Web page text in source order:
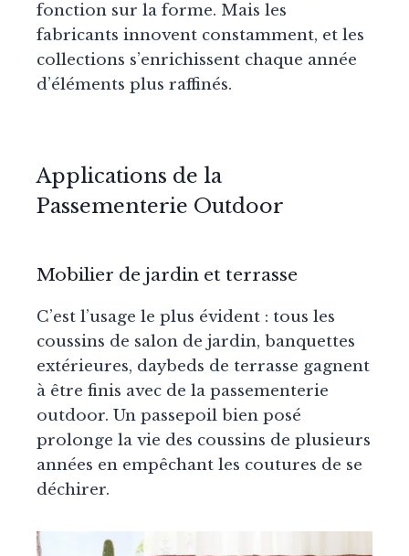
fonction sur la forme. Mais les
fabricants innovent constamment, et les
collections s’enrichissent chaque année
d’éléments plus raffinés.
Applications de la
Passementerie Outdoor
Mobilier de jardin et terrasse
C’est l’usage le plus évident : tous les
coussins de salon de jardin, banquettes
extérieures, daybeds de terrasse gagnent
à être finis avec de la passementerie
outdoor. Un passepoil bien posé
prolonge la vie des coussins de plusieurs
années en empêchant les coutures de se
déchirer.